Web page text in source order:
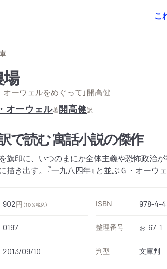
こ
ーウェルをめぐって」開高健
オーウェル著開高健訳
で読む 寓話小説の傑作
旗印に、いつのまにか全体主義や恐怖政治
描き出す。『一九八四年』と並ぶＧ・オーウェ
902円 （10％税込） ISBN 978-4-
0197 整理番号 お-67-1
2013/09/10 判型 文庫判